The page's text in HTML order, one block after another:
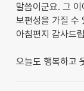
말씀이군요. 그
보편성을 가질 수
아침편지 감사드
오늘도 행복하고